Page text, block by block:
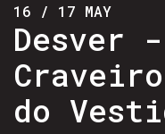
16 / 17 MAY
Desver
do